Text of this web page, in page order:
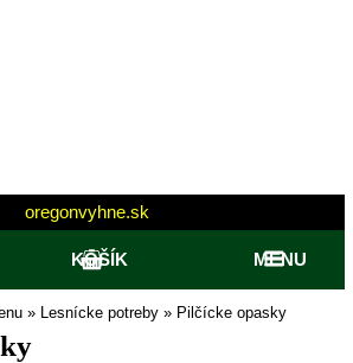
oregonvyhne.sk
KOŠÍK MENU
» Lesnícke potreby » Pilčícke opasky